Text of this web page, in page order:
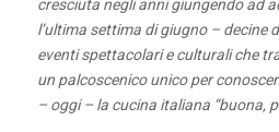
cresciuta negli anni giungendo ad
l’ultima settima di giugno – decine
eventi spettacolari e culturali che
un palcoscenico unico per
– oggi – la cucina italiana “buona,